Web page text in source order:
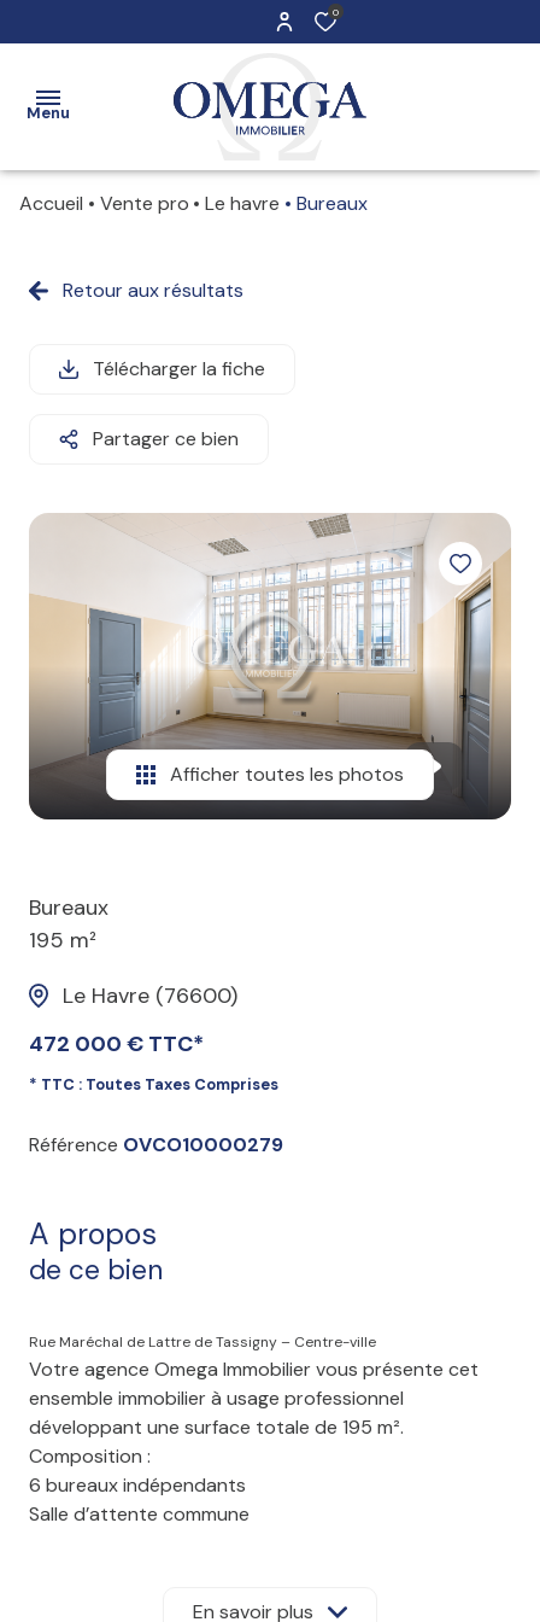
0
Menu
Ventes
Maisons
Terrains
Immobilier
professionnel
Autres
Maisons
Immobilier
Estimation
Contact
Accueil Vente pro Le havre Bureaux
Retour aux résultats
Télécharger la fiche
Partager ce bien
Afficher toutes les photos
Bureaux
195 m²
Le Havre (76600)
472 000 € TTC*
* TTC : Toutes Taxes Comprises
Référence OVCO10000279
A propos
de ce bien
Rue Maréchal de Lattre de Tassigny – Centre-ville
Votre agence Omega Immobilier vous présente cet
ensemble immobilier à usage professionnel
développant une surface totale de 195 m².
Composition :
6 bureaux indépendants
Salle d’attente commune
En savoir plus